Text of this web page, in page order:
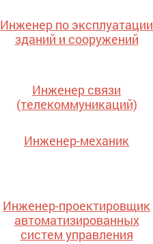
Инженер по эксплуатации
зданий и сооружений
Инженер связи
(телекоммуникаций)
Инженер-механик
Инженер-проектировщик
автоматизированных
систем управления